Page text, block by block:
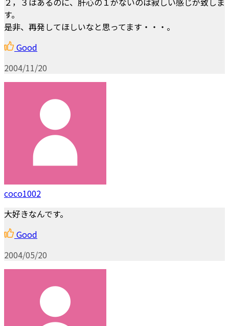
す。
是非、再発してほしいなと思ってます・・・。
Good
2004/11/20
coco1002
大好きなんです。
Good
2004/05/20